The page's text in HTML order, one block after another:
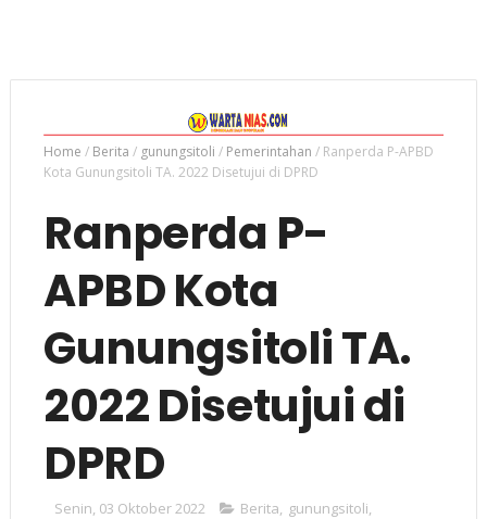
Home / Berita / gunungsitoli / Pemerintahan / Ranperda P-APBD
Kota Gunungsitoli TA. 2022 Disetujui di DPRD
Ranperda P-
APBD Kota
Gunungsitoli TA.
2022 Disetujui di
DPRD
Senin, 03 Oktober 2022 Berita, gunungsitoli,